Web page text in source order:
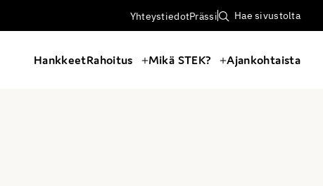
YhteystiedotPrässi Hae sivustolta
HankkeetRahoitus Mikä STEK? Ajankohtaista